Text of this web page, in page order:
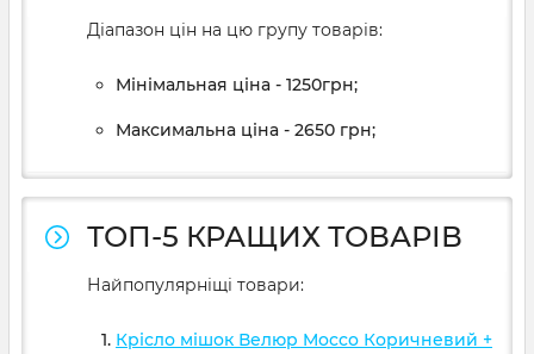
Діапазон цін на цю групу товарів:
Мінімальная ціна - 1250грн;
Максимальна ціна - 2650 грн;
ТОП-5 КРАЩИХ ТОВАРІВ
Найпопулярніщі товари:
Крісло мішок Велюр Mocco Коричневий +